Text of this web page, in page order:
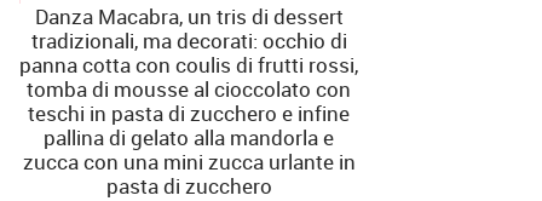
Danza Macabra, un tris di dessert
tradizionali, ma decorati: occhio di
panna cotta con coulis di frutti rossi,
tomba di mousse al cioccolato con
teschi in pasta di zucchero e infine
pallina di gelato alla mandorla e
zucca con una mini zucca urlante in
pasta di zucchero